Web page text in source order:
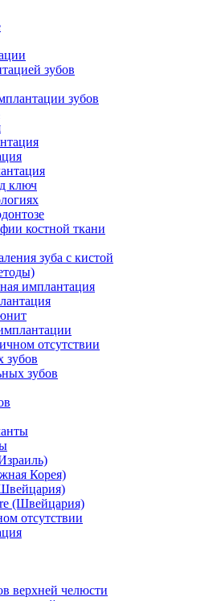
зубов
зубов
ключ
костной ткани
зуба с кистой
имплантация
отсутствии
зубов
зубов
Корея)
(Швейцария)
отсутствии
верхней челюсти